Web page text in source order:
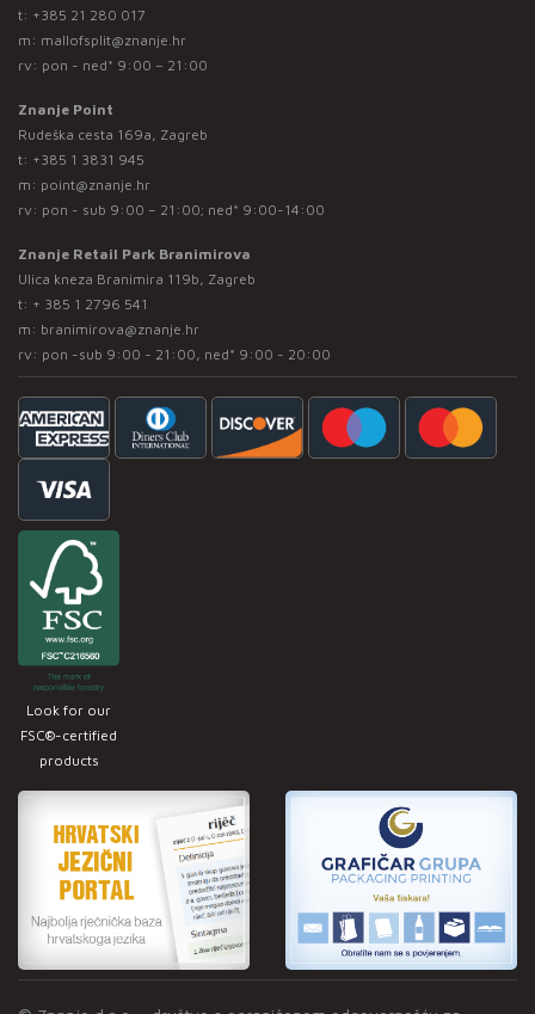
t: +385 21 280 017
m: mallofsplit@znanje.hr
rv: pon - ned* 9:00 – 21:00
Znanje Point
Rudeška cesta 169a, Zagreb
t: +385 1 3831 945
m: point@znanje.hr
rv: pon - sub 9:00 – 21:00; ned* 9:00-14:00
Znanje Retail Park Branimirova
Ulica kneza Branimira 119b, Zagreb
t: + 385 1 2796 541
m: branimirova@znanje.hr
rv: pon -sub 9:00 - 21:00, ned* 9:00 - 20:00
Look for our
FSC®-certified
products